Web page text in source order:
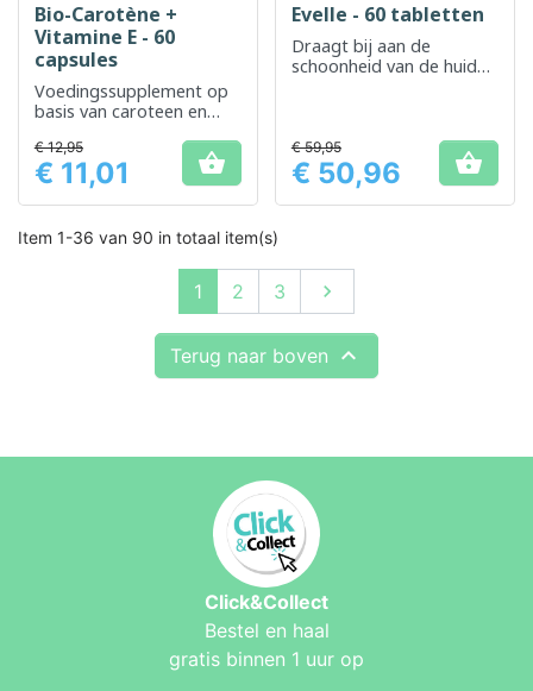
Bio-Carotène +
Vitamine E - 60
capsules
Voedingssupplement op
basis van caroteen en
behoud van een normale
huid en zicht
Prijs
€ 12,95
€ 11,01 
Evelle - 60 tabletten
Draagt ​​bij aan de
schoonheid van de huid
Prijs
€ 59,95
€ 50,96 
Item 1-36 van 90 in totaal item(s)
1 2 3 Volgende

Terug naar boven 
Click&Collect
Bestel en haal
gratis binnen 1 uur op